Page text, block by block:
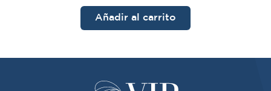
Añadir al carrito